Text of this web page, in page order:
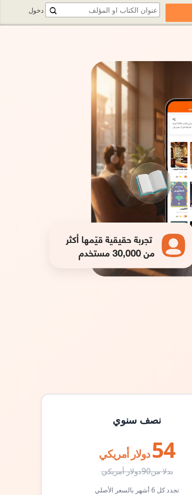
نصف سنوي
54 دولار أمريكي
بدلا من90دولار أمريكي
تجدد كل 6 أشهر بالسعر الأصلي
دخول